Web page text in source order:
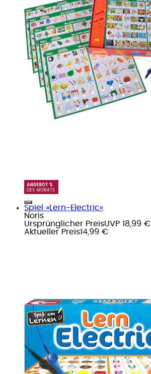
Spiel »Lern-Electric«
Noris
Ursprünglicher PreisUVP 18,99 €
Aktueller Preis14,99 €